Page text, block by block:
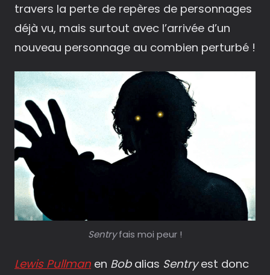
travers la perte de repères de personnages
déjà vu, mais surtout avec l’arrivée d’un
nouveau personnage au combien perturbé !
Sentryfais moi peur !
Lewis Pullman en Bobalias Sentryest donc